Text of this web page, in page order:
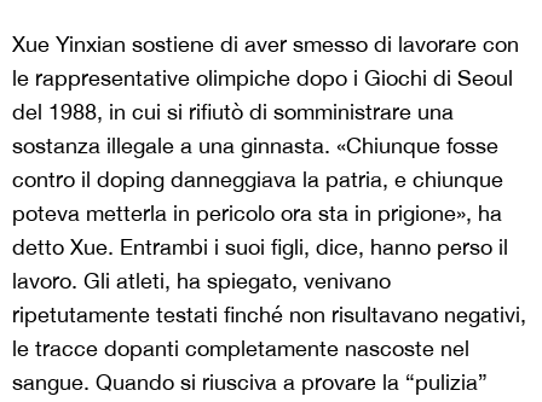
Xue Yinxian sostiene di aver smesso di lavorare con
le rappresentative olimpiche dopo i Giochi di Seoul
del 1988, in cui si rifiutò di somministrare una
sostanza illegale a una ginnasta. «Chiunque fosse
contro il doping danneggiava la patria, e chiunque
poteva metterla in pericolo ora sta in prigione», ha
detto Xue. Entrambi i suoi figli, dice, hanno perso il
lavoro. Gli atleti, ha spiegato, venivano
ripetutamente testati finché non risultavano negativi,
le tracce dopanti completamente nascoste nel
sangue. Quando si riusciva a provare la “pulizia”